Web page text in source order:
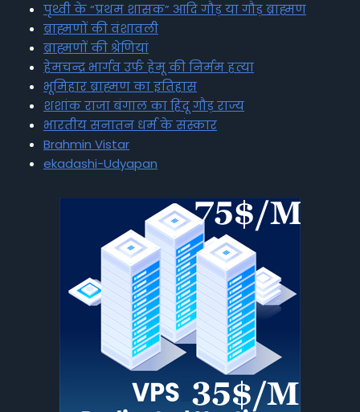
पृथ्वी के “प्रथम शासक” आदि गौड़ या गौड़ ब्राह्मण
ब्राह्मणों की वंशावली
ब्राह्मणों की श्रेणियां
हेमचन्द्र भार्गव उर्फ हेमू की निर्मम हत्या
भूमिहार ब्राह्मण का इतिहास
शशांक राजा बंगाल का हिंदू गौड़ राज्य
भारतीय सनातन धर्म के संस्कार
Brahmin Vistar
ekadashi-Udyapan